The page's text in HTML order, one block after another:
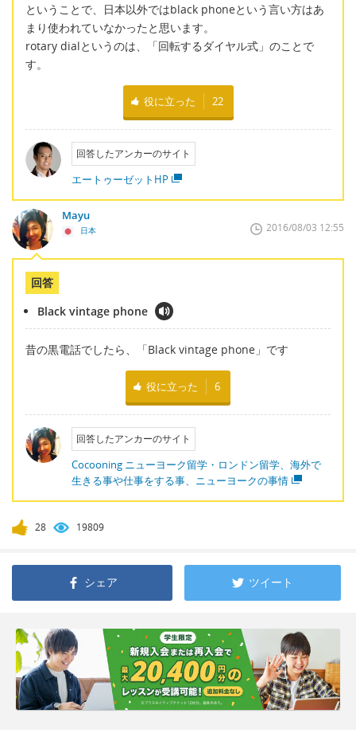
ということで、日本以外ではblack phoneという言い方はあ
まり使われていなかったと思います。
rotary dialというのは、「回転するダイヤル式」のことで
す。
役に立った 22
回答したアンカーのサイト
エートゥーゼットHP
Mayu
日本 2016/08/03 12:55
回答
Black vintage phone
昔の黒電話でしたら、「Black vintage phone」です
役に立った 6
回答したアンカーのサイト
Cocooning ニューヨーク留学・ロンドン留学、海外で
生きる事や仕事をする事、ニューヨークの事情
28 19809
シェア ツイート